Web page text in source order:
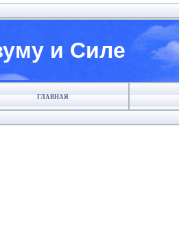
и Силе
ГЛАВНАЯ